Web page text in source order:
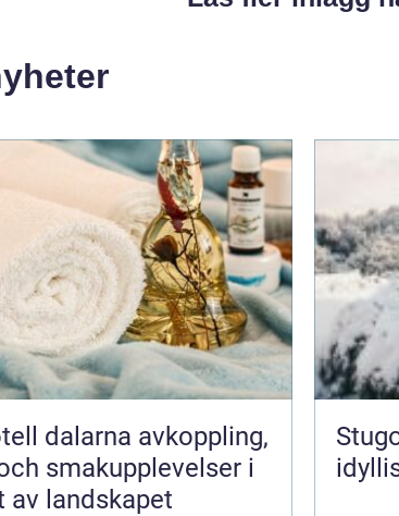
avkoppling,
smakupplevelser i
av landskapet